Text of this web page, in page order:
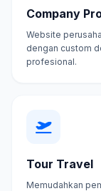
Company
Website
dengan custom
profesional.
Tour Travel
Memudahkan